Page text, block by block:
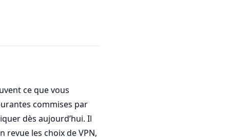
ce que vous
commises par
dès aujourd’hui. Il
revue les choix de VPN,